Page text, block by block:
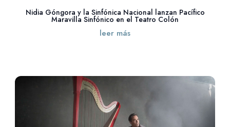
Nidia Góngora y la Sinfónica Nacional lanzan Pacífico
Maravilla Sinfónico en el Teatro Colón
leer más